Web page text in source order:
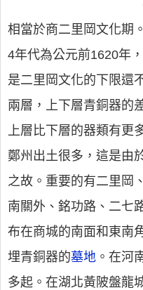
相當於商二里岡文化期
4年代為公元前1620年
是二里岡文化的下限還
兩層，上下層青銅器的
上層比下層的器類有更
鄭州出土很多，這是由
之故。重要的有二里岡
南關外、銘功路、二七
布在商城的南面和東南
埋青銅器的墓地 。在河
多起。在湖北黃陂盤龍